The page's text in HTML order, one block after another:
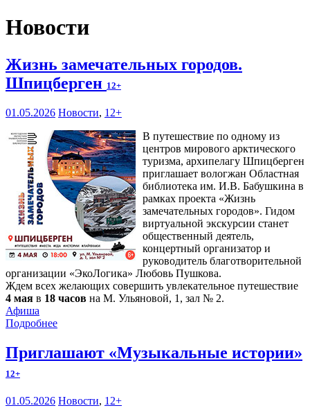
Новости
Жизнь замечательных городов.
Шпицберген 12+
01.05.2026 Новости, 12+
В путешествие по одному из
центров мирового арктического
туризма, архипелагу Шпицберген
приглашает вологжан Областная
библиотека им. И.В. Бабушкина в
рамках проекта «Жизнь
замечательных городов». Гидом
виртуальной экскурсии станет
общественный деятель,
концертный организатор и
руководитель благотворительной
организации «ЭкоЛогика» Любовь Пушкова.
Ждем всех желающих совершить увлекательное путешествие
4 мая в 18 часов на М. Ульяновой, 1, зал № 2.
Афиша
Подробнее
Приглашают «Музыкальные истории»
12+
01.05.2026 Новости, 12+